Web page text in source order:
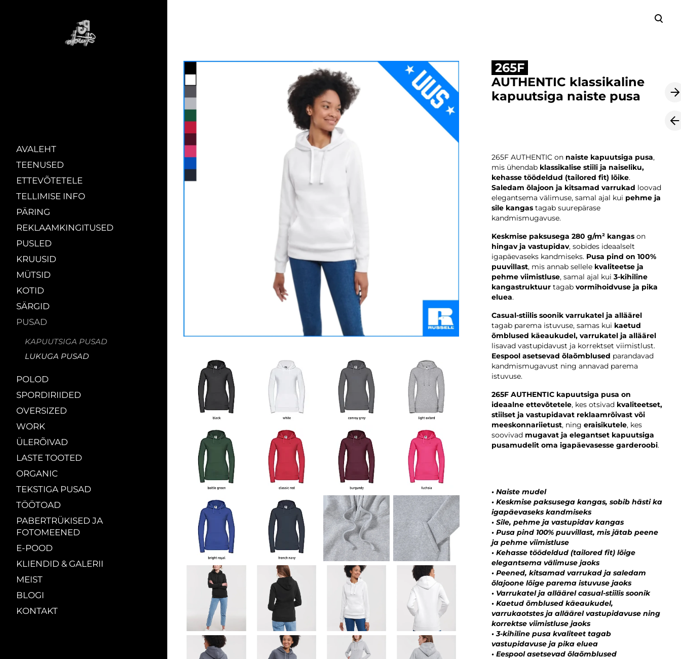
AVALEHT
TEENUSED
ETTEVÕTETELE
TELLIMISE INFO
PÄRING
REKLAAMKINGITUSED
PUSLED
KRUUSID
MÜTSID
KOTID
SÄRGID
PUSAD
KAPUUTSIGA PUSAD
LUKUGA PUSAD
POLOD
SPORDIRIIDED
OVERSIZED
WORK
ÜLERÕIVAD
LASTE TOOTED
ORGANIC
TEKSTIGA PUSAD
TÖÖTOAD
PABERTRÜKISED JA
FOTOMEENED
E-POOD
KLIENDID & GALERII
MEIST
BLOGI
KONTAKT
265F
AUTHENTIC klassikaline
kapuutsiga naiste pusa
265F AUTHENTIC on naiste kapuutsiga pusa,
mis ühendab klassikalise stiili ja naiseliku,
kehasse töödeldud (tailored fit) lõike.
Saledam õlajoon ja kitsamad varrukad loovad
elegantsema välimuse, samal ajal kui pehme ja
sile kangas tagab suurepärase
kandmismugavuse.
Keskmise paksusega 280 g/m² kangas on
hingav ja vastupidav, sobides ideaalselt
igapäevaseks kandmiseks. Pusa pind on 100%
puuvillast, mis annab sellele kvaliteetse ja
pehme viimistluse, samal ajal kui3-kihiline
kangastruktuur tagabvormihoidvuse ja pika
eluea.
Casual-stiilis soonik varrukatel ja alläärel
tagab parema istuvuse, samas kui kaetud
õmblused käeaukudel, varrukatel ja alläärel
lisavad vastupidavust ja korrektset viimistlust.
Eespool asetsevad õlaõmblused parandavad
kandmismugavust ning annavad parema
istuvuse.
265F AUTHENTIC kapuutsiga pusa on
ideaalne ettevõtetele, kes otsivad kvaliteetset,
stiilset ja vastupidavat reklaamrõivast või
meeskonnariietust, ningeraisikutele, kes
soovivad mugavat ja elegantset kapuutsiga
pusamudelit oma igapäevasesse garderoobi.
• Naiste mudel
• Keskmise paksusega kangas, sobib hästi ka
igapäevaseks kandmiseks
• Sile, pehme ja vastupidav kangas
• Pusa pind 100% puuvillast, mis jätab peene
ja pehme viimistluse
• Kehasse töödeldud (tailored fit) lõige
elegantsema välimuse jaoks
• Peened, kitsamad varrukad ja saledam
õlajoone lõige parema istuvuse jaoks
• Varrukatel ja alläärel casual-stiilis soonik
• Kaetud õmblused käeaukudel,
varrukaotstes ja alläärel vastupidavuse ning
korrektse viimistluse jaoks
• 3-kihiline pusa kvaliteet tagab
vastupidavuse ja pika eluea
• Eespool asetsevad õlaõmblused